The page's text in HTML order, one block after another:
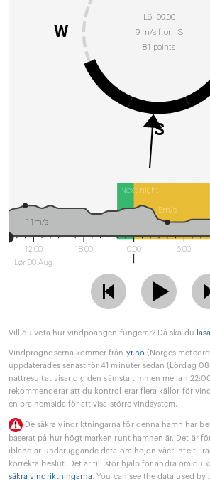
Lör 09:00
9 m/s from S
81 points
S
W
Next night
12:00
Lør 08 Aug
18:00 0:00 6:00
11m/s
5m/s
Vill du veta hur vindpoängen fungerar? Då ska du
Vindprognoserna kommer från yr.no (Norges
uppdaterades senast för 41 minuter sedan (Lördag
nattresultat visar dig den sämsta timmen mellan
rekommenderar att du kontrollerar flera källor för
en bra hemsida för att visa större vindsystem.
De säkra vindriktningarna för denna hamn har
baserat på hur högt marken runt hamnen är. Det är
ibland är underliggande data om höjdnivåer inte
korrekta beslut. Det är till stor hjälp för andra om du
säkra vindriktningarna. You can see the data used